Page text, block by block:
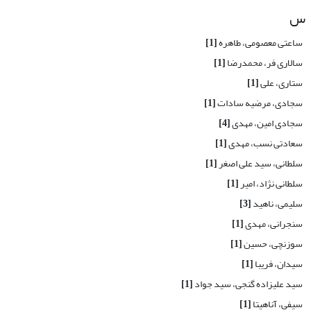
س
ساعتی معصومی، طاهره[1]
سالاری فر، محمدرضا[1]
ستاری، علی[1]
سجادی، مرضیه سادات[1]
سجادی امین، مهدی[4]
سعادتی نسب، مهدی[1]
سلطانی، سید علی اصغر[1]
سلطانی نژاد، امیر[1]
سلیمی، ناهید[3]
سنجرانی، مهدی[1]
سوزنچی، حسین[1]
سیدان، فریبا[1]
سید علیزاده گنجی، سید جواد[1]
سیفی، آناهیتا[1]